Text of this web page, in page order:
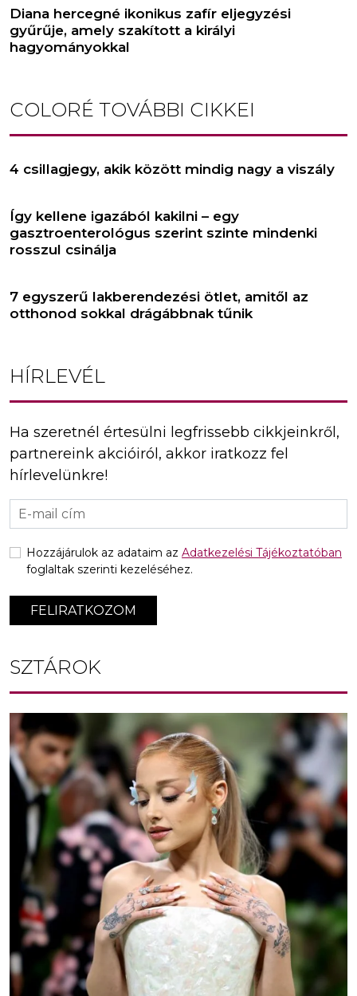
Diana hercegné ikonikus zafír eljegyzési
gyűrűje, amely szakított a királyi
hagyományokkal
COLORÉ TOVÁBBI CIKKEI
4 csillagjegy, akik között mindig nagy a viszály
Így kellene igazából kakilni – egy
gasztroenterológus szerint szinte mindenki
rosszul csinálja
7 egyszerű lakberendezési ötlet, amitől az
otthonod sokkal drágábbnak tűnik
HÍRLEVÉL
Ha szeretnél értesülni legfrissebb cikkjeinkről,
partnereink akcióiról, akkor iratkozz fel
hírlevelünkre!
FELIRATKOZOM
Hozzájárulok az adataim az Adatkezelési Tájékoztatóban
foglaltak szerinti kezeléséhez.
SZTÁROK